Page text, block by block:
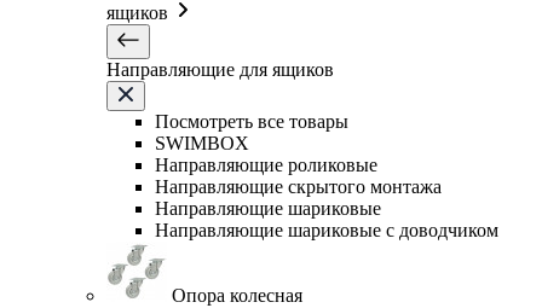
ящиков
Направляющие для ящиков
Посмотреть все товары
SWIMBOX
Направляющие роликовые
Направляющие скрытого монтажа
Направляющие шариковые
Направляющие шариковые с доводчиком
Опора колесная